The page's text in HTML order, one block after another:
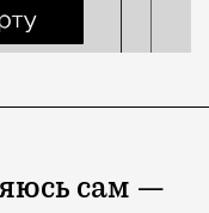
сам —